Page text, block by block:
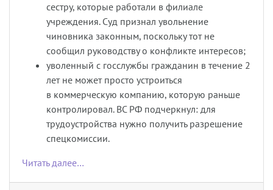
сестру, которые работали в филиале
учреждения. Суд признал увольнение
чиновника законным, поскольку тот не
сообщил руководству о конфликте интересов;
уволенный с госслужбы гражданин в течение 2
лет не может просто устроиться
в коммерческую компанию, которую раньше
контролировал. ВС РФ подчеркнул: для
трудоустройства нужно получить разрешение
спецкомиссии.
Читать далее…